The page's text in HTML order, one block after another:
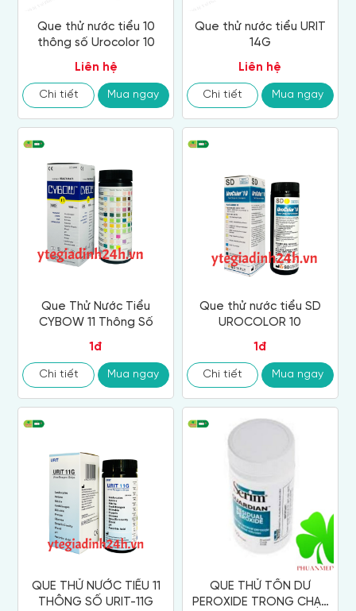
Que thử nước tiểu 10
thông số Urocolor 10
Liên hệ
Chi tiết Mua ngay
Que thử nước tiểu URIT
14G
Liên hệ
Chi tiết Mua ngay
Que Thử Nước Tiểu
CYBOW 11 Thông Số
1đ
Chi tiết Mua ngay
Que thử nước tiểu SD
UROCOLOR 10
1đ
Chi tiết Mua ngay
QUE THỬ NƯỚC TIỂU 11
THÔNG SỐ URIT-11G
QUE THỬ TỒN DƯ
PEROXIDE TRONG CHẠY